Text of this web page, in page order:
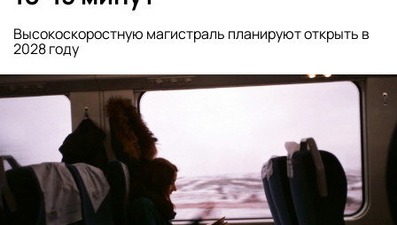
Высокоскоростную магистраль планируют открыть в
2028 году